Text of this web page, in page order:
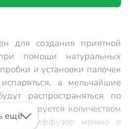
для создания приятной
помощи натуральных
и установки палочек
а мельчайшие
распространяться по
регулируется количеством
диффузор можно в
ещё